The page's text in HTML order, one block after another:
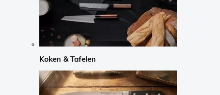
Koken & Tafelen